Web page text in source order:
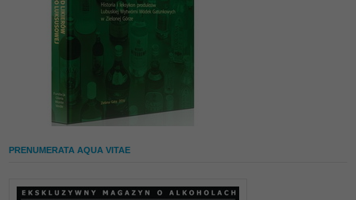
PRENUMERATA AQUA VITAE